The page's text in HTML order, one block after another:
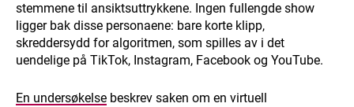
stemmene til ansiktsuttrykkene. Ingen fullengde show
ligger bak disse personaene: bare korte klipp,
skreddersydd for algoritmen, som spilles av i det
uendelige på TikTok, Instagram, Facebook og YouTube.
En undersøkelse beskrev saken om en virtuell